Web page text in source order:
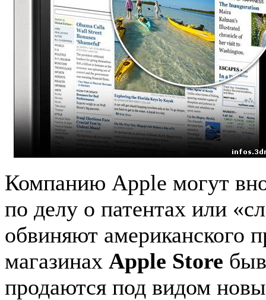
Компанию Apple могут
по делу о патентах или
обвиняют американского
магазинах Apple Store
продаются под видом